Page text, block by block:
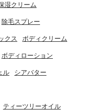
湿クリーム
除毛スプレー
クス ボディクリーム
ボディローション
ル シアバター
ティーツリーオイル